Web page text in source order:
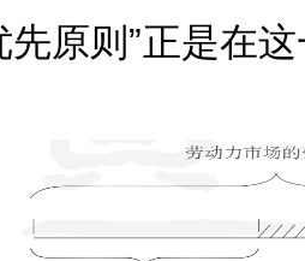
先原则”正是在